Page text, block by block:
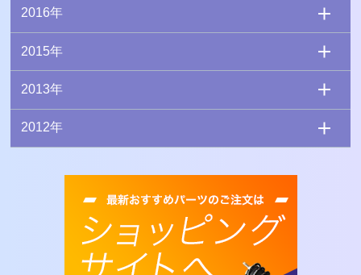
2016年
2015年
2013年
2012年